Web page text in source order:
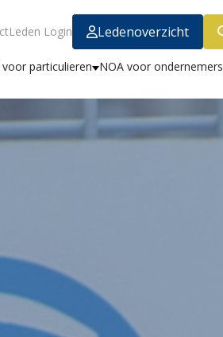
Leden Login Ledenoverzicht
voor particulieren NOA voor ondernemers